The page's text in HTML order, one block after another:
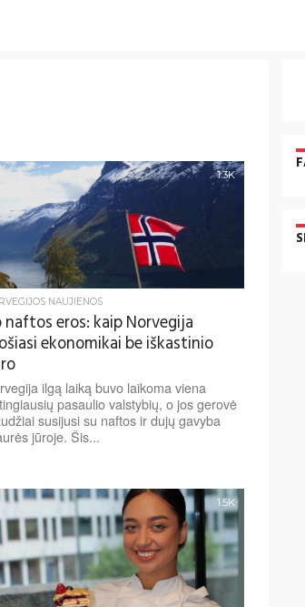
1.3K
NAUJIENOS
naftos eros: kaip Norvegija
ekonomikai be iškastinio
ilgą laiką buvo laikoma viena
pasaulio valstybių, o jos gerovė
susijusi su naftos ir dujų gavyba
jūroje. Šis...
1.5K